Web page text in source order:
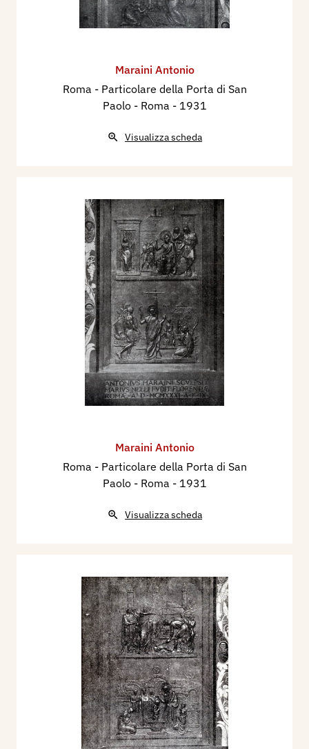
Maraini Antonio
Roma - Particolare della Porta di San
Paolo - Roma - 1931
Visualizza scheda
Maraini Antonio
Roma - Particolare della Porta di San
Paolo - Roma - 1931
Visualizza scheda